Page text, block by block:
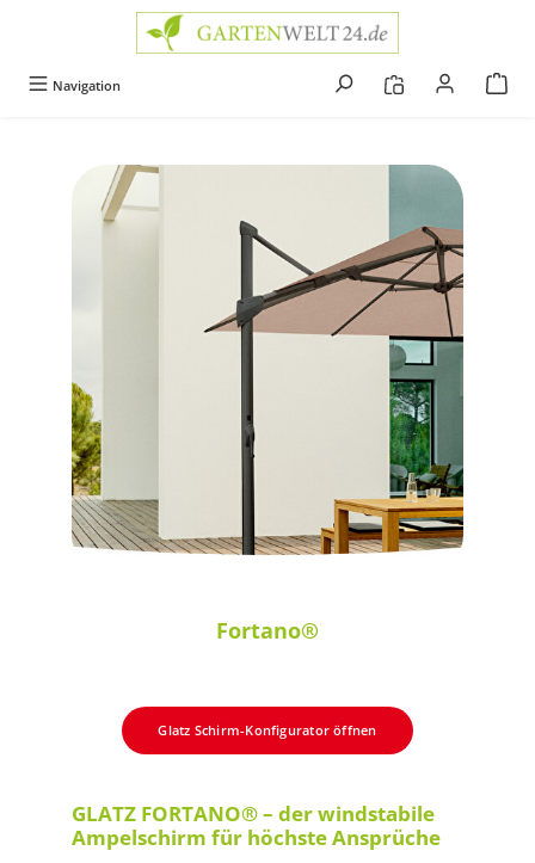
Navigation
Fortano®
Glatz Schirm-Konfigurator öffnen
GLATZ FORTANO® – der windstabile
Ampelschirm für höchste Ansprüche